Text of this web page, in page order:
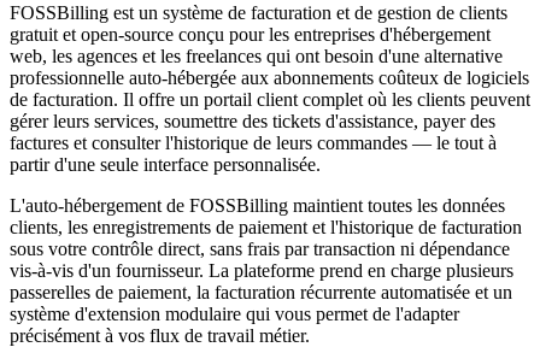
FOSSBilling est un système de facturation et de gestion de clients
gratuit et open-source conçu pour les entreprises d'hébergement
web, les agences et les freelances qui ont besoin d'une alternative
professionnelle auto-hébergée aux abonnements coûteux de logiciels
de facturation. Il offre un portail client complet où les clients peuvent
gérer leurs services, soumettre des tickets d'assistance, payer des
factures et consulter l'historique de leurs commandes — le tout à
partir d'une seule interface personnalisée.
L'auto-hébergement de FOSSBilling maintient toutes les données
clients, les enregistrements de paiement et l'historique de facturation
sous votre contrôle direct, sans frais par transaction ni dépendance
vis-à-vis d'un fournisseur. La plateforme prend en charge plusieurs
passerelles de paiement, la facturation récurrente automatisée et un
système d'extension modulaire qui vous permet de l'adapter
précisément à vos flux de travail métier.